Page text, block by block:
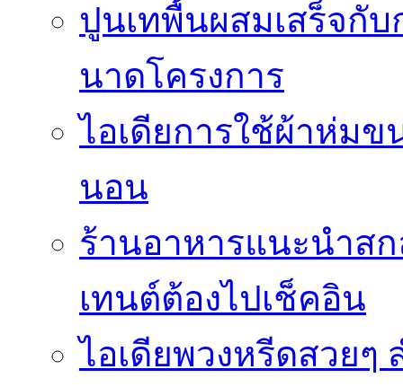
ปูนเทพื้นผสมเสร็จกั
นาดโครงการ
ไอเดียการใช้ผ้าห่ม
นอน
ร้านอาหารแนะนำส
เทนต์ต้องไปเช็คอิน
ไอเดียพวงหรีดสวยๆ